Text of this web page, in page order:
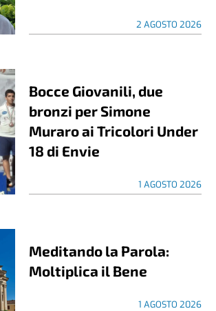
2 AGOSTO 2026
Bocce Giovanili, due
bronzi per Simone
Muraro ai Tricolori Under
18 di Envie
1 AGOSTO 2026
Meditando la Parola:
Moltiplica il Bene
1 AGOSTO 2026